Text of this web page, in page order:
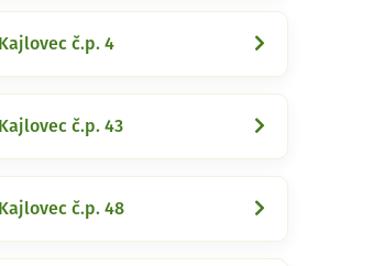
Kajlovec č.p. 4
Kajlovec č.p. 43
Kajlovec č.p. 48